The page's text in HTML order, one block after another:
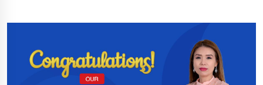
ကို စတင်လိုက်ပြီဖြစ်ကြောင်း ဝမ်းမြောက်စွာ အသိပေးကြေညာအပ်
ပါသည်။ ဤပူးပေါင်းဆောင်ရွက်မှုအရ ထိုင်းနိုင်ငံရှိ TrueMoney
Wallet မှတစ်ဆင့် ပေးပို့လာသော ငွေလွှဲများကို မြန်မာနိုင်ငံတစ်ဝန်း
ရှိ MTB Bank ၏ မည်သည့်ဘဏ်ခွဲများတွင်မဆို လုံခြုံ၊ စိတ်ချ၊